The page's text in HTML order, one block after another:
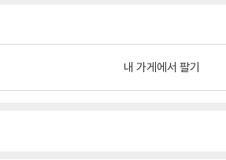
내 가게에서 팔기